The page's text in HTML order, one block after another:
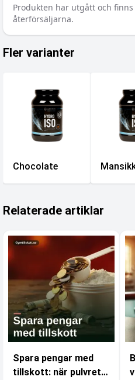
Produkten har utgått och
återförsäljarna.
Fler varianter
Chocolate
Relaterade artiklar
Spara pengar med
tillskott: när pulvret